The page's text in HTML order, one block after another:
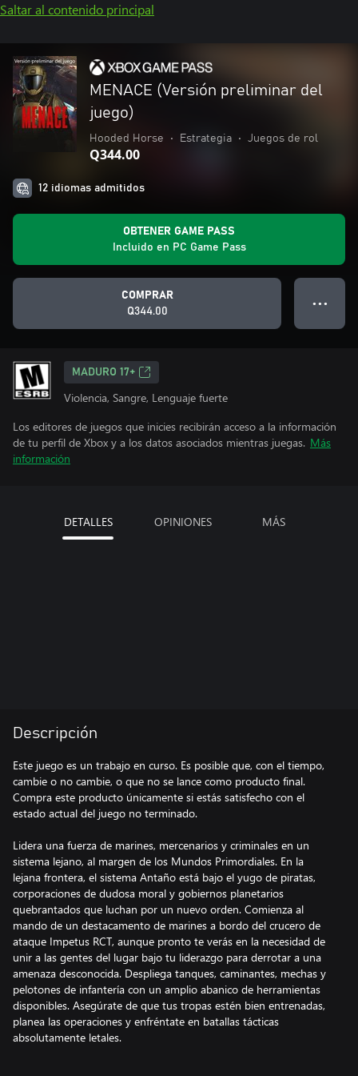
Saltar al contenido principal
MENACE (Versión preliminar del
juego)
Hooded Horse • Estrategia • Juegos de rol
Q344.00
12 idiomas admitidos
OBTENER GAME PASS
Incluido en PC Game Pass
COMPRAR
Q344.00
● ● ●
MADURO 17+
Violencia, Sangre, Lenguaje fuerte
Los editores de juegos que inicies recibirán acceso a la información
de tu perfil de Xbox y a los datos asociados mientras juegas. Más
información
DETALLES OPINIONES MÁS
Descripción
Este juego es un trabajo en curso. Es posible que, con el tiempo,
cambie o no cambie, o que no se lance como producto final.
Compra este producto únicamente si estás satisfecho con el
estado actual del juego no terminado.
Lidera una fuerza de marines, mercenarios y criminales en un
sistema lejano, al margen de los Mundos Primordiales. En la
lejana frontera, el sistema Antaño está bajo el yugo de piratas,
corporaciones de dudosa moral y gobiernos planetarios
quebrantados que luchan por un nuevo orden. Comienza al
mando de un destacamento de marines a bordo del crucero de
ataque Impetus RCT, aunque pronto te verás en la necesidad de
unir a las gentes del lugar bajo tu liderazgo para derrotar a una
amenaza desconocida. Despliega tanques, caminantes, mechas y
pelotones de infantería con un amplio abanico de herramientas
disponibles. Asegúrate de que tus tropas estén bien entrenadas,
planea las operaciones y enfréntate en batallas tácticas
absolutamente letales.